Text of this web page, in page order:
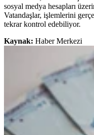
sosyal medya hesapları
Vatandaşlar, işlemlerini
tekrar kontrol edebiliyor.
Kaynak: Haber Merkezi